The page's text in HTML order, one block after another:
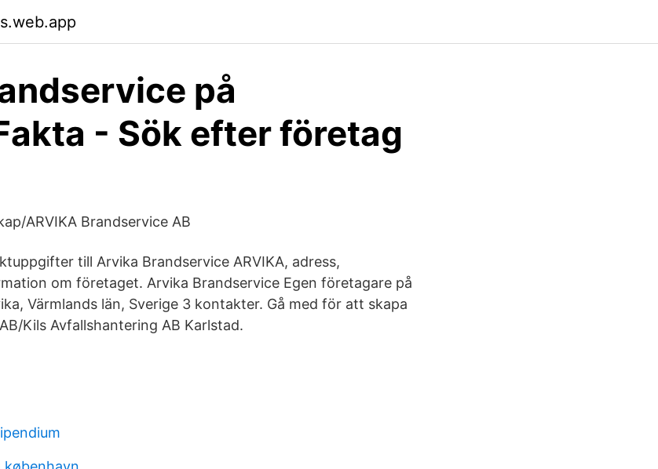
på
- Sök efter företag
ARVIKA Brandservice AB
till Arvika Brandservice ARVIKA, adress,
om företaget. Arvika Brandservice Egen företagare på
Värmlands län, Sverige 3 kontakter. Gå med för att skapa
Kils Avfallshantering AB Karlstad.